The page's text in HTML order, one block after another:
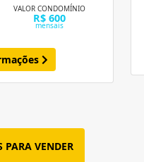
VALOR CONDOMÍNIO
R$ 600
mensais
PARA VENDER